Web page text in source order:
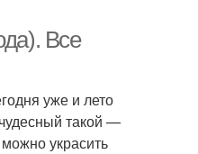
Все
уже и лето
такой —
украсить